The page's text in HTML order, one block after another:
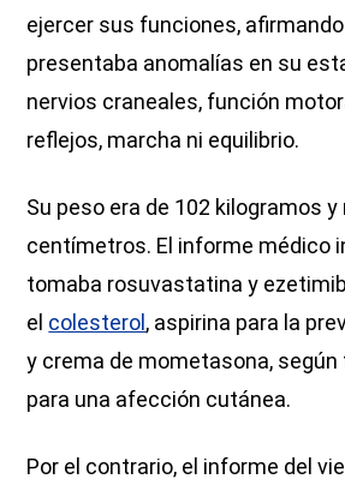
ejercer sus funciones,
presentaba anomalías en su
nervios craneales, función
reflejos, marcha ni equilibrio.
Su peso era de 102 kilogramos y
centímetros. El informe médico
tomaba rosuvastatina y
el colesterol, aspirina para la
y crema de mometasona,
para una afección cutánea.
Por el contrario, el informe del